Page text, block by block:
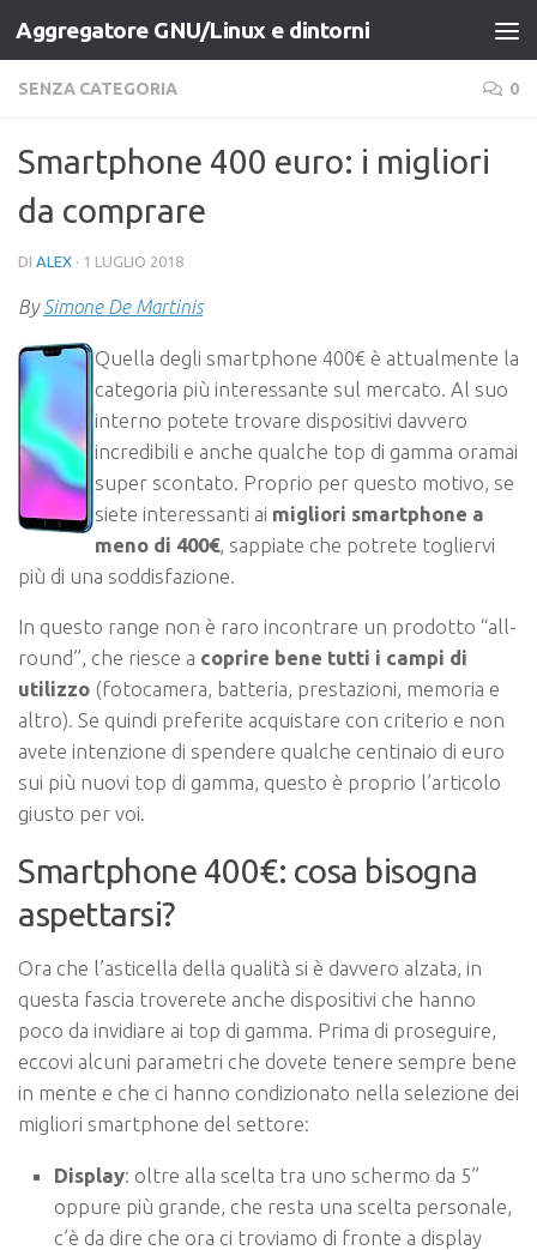
Salta al contenuto
Aggregatore GNU/Linux e dintorni
SENZA CATEGORIA 0
Smartphone 400 euro: i migliori
da comprare
DI ALEX · 1 LUGLIO 2018
BySimone De Martinis
Quella degli smartphone 400€ è attualmente la
categoria più interessante sul mercato. Al suo
interno potete trovare dispositivi davvero
incredibili e anche qualche top di gamma oramai
super scontato. Proprio per questo motivo, se
siete interessanti ai migliori smartphone a
meno di 400€, sappiate che potrete togliervi
più di una soddisfazione.
In questo range non è raro incontrare un prodotto “all-
round”, che riesce a coprire bene tutti i campi di
utilizzo (fotocamera, batteria, prestazioni, memoria e
altro). Se quindi preferite acquistare con criterio e non
avete intenzione di spendere qualche centinaio di euro
sui più nuovi top di gamma, questo è proprio l’articolo
giusto per voi.
Smartphone 400€: cosa bisogna
aspettarsi?
Ora che l’asticella della qualità si è davvero alzata, in
questa fascia troverete anche dispositivi che hanno
poco da invidiare ai top di gamma. Prima di proseguire,
eccovi alcuni parametri che dovete tenere sempre bene
in mente e che ci hanno condizionato nella selezione dei
migliori smartphone del settore:
Display: oltre alla scelta tra uno schermo da 5”
oppure più grande, che resta una scelta personale,
c’è da dire che ora ci troviamo di fronte a display